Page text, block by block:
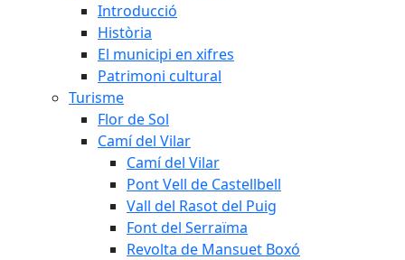
Introducció
Història
El municipi en xifres
Patrimoni cultural
Turisme
Flor de Sol
Camí del Vilar
Camí del Vilar
Pont Vell de Castellbell
Vall del Rasot del Puig
Font del Serraïma
Revolta de Mansuet Boxó